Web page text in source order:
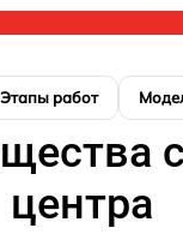
Этапы работ
центра